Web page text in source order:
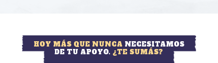
HOY MÁS QUE NUNCA NECESITAMOS
DE TU APOYO. ¿TE SUMÁS?